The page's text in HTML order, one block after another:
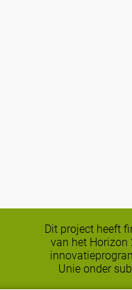
Dit project heeft
van het Horizon
Unie onder